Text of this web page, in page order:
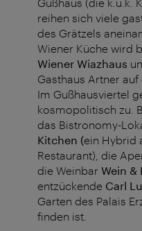
reihen sich viele
des Grätzels
Wiener Küche wird
Wiener Wiazhaus
Gasthaus Artner
Im Gußhausviertel
kosmopolitisch zu.
das Bistronomy-
Kitchen (ein Hybrid
Restaurant), die
die Weinbar Wein &
entzückende Carl
Garten des Palais
finden ist.